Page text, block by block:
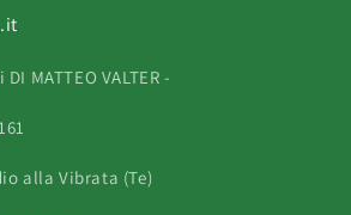
MATTEO VALTER -
alla Vibrata (Te)